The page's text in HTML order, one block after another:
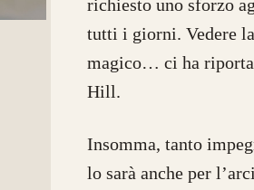
richiesto uno sforzo
tutti i giorni. Vedere
magico… ci ha
Hill.
Insomma, tanto
lo sarà anche per